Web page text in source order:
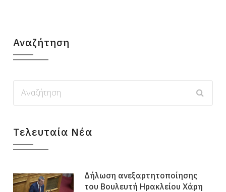
Αναζήτηση
Τελευταία Νέα
Δήλωση ανεξαρτητοποίησης
του Βουλευτή Ηρακλείου Χάρη